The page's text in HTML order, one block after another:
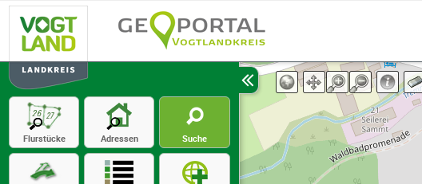
Flurstücke Adressen Suche